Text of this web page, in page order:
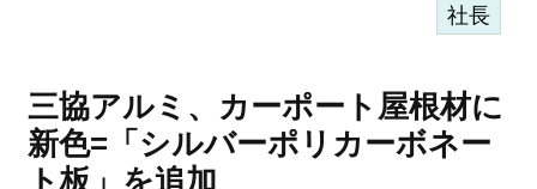
社長
三協アルミ、カーポート屋根材に
新色=「シルバーポリカーボネー
ト板」を追加